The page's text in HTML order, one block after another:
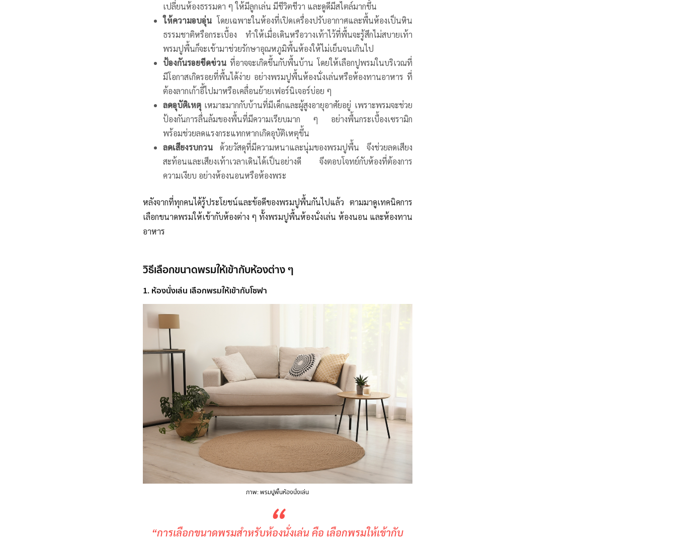
เปลี่ยนห้องธรรมดา ๆ ให้มีลูกเล่น มีชีวิตชีวา และดูดีมีสไตล์มากขึ้น
ให้ความอบอุ่นโดยเฉพาะในห้องที่เปิดเครื่องปรับอากาศและพื้นห้องเป็นหิน
ธรรมชาติหรือกระเบื้อง ทำให้เมื่อเดินหรือวางเท้าไว้ที่พื้นจะรู้สึกไม่สบายเท้า
พรมปูพื้นก็จะเข้ามาช่วยรักษาอุณหภูมิพื้นห้องให้ไม่เย็นจนเกินไป
ป้องกันรอยขีดข่วน ที่อาจจะเกิดขึ้นกับพื้นบ้าน โดยให้เลือกปูพรมในบริเวณที่
มีโอกาสเกิดรอยที่พื้นได้ง่าย อย่างพรมปูพื้นห้องนั่งเล่นหรือห้องทานอาหาร ที่
ต้องลากเก้าอี้ไปมาหรือเคลื่อนย้ายเฟอร์นิเจอร์บ่อย ๆ
ลดอุบัติเหตุเหมาะมากกับบ้านที่มีเด็กและผู้สูงอายุอาศัยอยู่ เพราะพรมจะช่วย
ป้องกันการลื่นล้มของพื้นที่มีความเรียบมาก ๆ อย่างพื้นกระเบื้องเซรามิก
พร้อมช่วยลดแรงกระแทกหากเกิดอุบัติเหตุขึ้น
ลดเสียงรบกวนด้วยวัสดุที่มีความหนาและนุ่มของพรมปูพื้น จึงช่วยลดเสียง
สะท้อนและเสียงเท้าเวลาเดินได้เป็นอย่างดี จึงตอบโจทย์กับห้องที่ต้องการ
ความเงียบ อย่างห้องนอนหรือห้องพระ
หลังจากที่ทุกคนได้รู้ประโยชน์และข้อดีของพรมปูพื้นกันไปแล้ว ตามมาดูเทคนิคการ
เลือกขนาดพรมให้เข้ากับห้องต่าง ๆ ทั้งพรมปูพื้นห้องนั่งเล่น ห้องนอน และห้องทาน
อาหาร
วิธีเลือกขนาดพรมให้เข้ากับห้องต่าง ๆ
1. ห้องนั่งเล่น เลือกพรมให้เข้ากับโซฟา
ภาพ: พรมปูพื้นห้องนั่งเล่น
“
“การเลือกขนาดพรมสำหรับห้องนั่งเล่น คือ เลือกพรมให้เข้ากับ